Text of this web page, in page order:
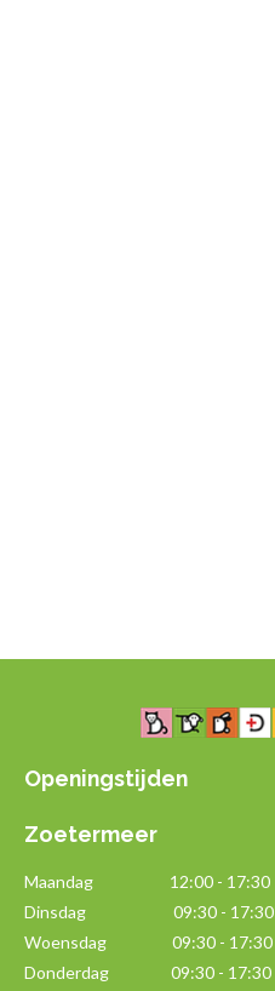
Openingstijden
Zoetermeer
Maandag 12:00 - 17:30
Dinsdag 09:30 - 17:30
Woensdag 09:30 - 17:30
Donderdag 09:30 - 17:30